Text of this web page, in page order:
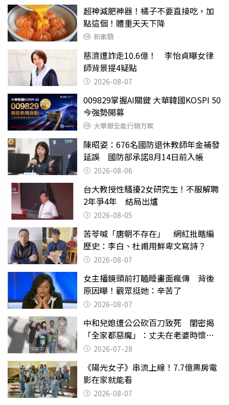
超神減肥神器！橘子不要直接吃，加
點這個！體重天天下降
新素簡
慈濟遭詐走10.6億！ 李怡貞曝女律
師背景提4疑點
2026-08-07
009829掌握AI關鍵 大華韓國KOSPI 50
今強勢開募
大華銀全能行銷方案
陳昭姿：676名國防退休教師年金補發
延誤 國防部承諾8月14日前入帳
2026-08-06
台大教授性騷擾2女研究生！不服解聘
2年爭4年 結局出爐
2026-08-05
苦苓喊「唐朝不存在」 網紅批瞎編
歷史：李白、杜甫用鮮卑文寫詩？
2026-08-07
女主播鏡頭前打瞌睡畫面瘋傳 背後
原因曝！觀眾挺她：辛苦了
2026-08-07
中和兒媳遭公公砍百刀致死 閨密揭
「全家都惡魔」：丈夫在老婆時懷孕
摔東西
2026-07-28
《陽光女子》串流上線！7.7億票房電
影在家就能看
2026-08-07